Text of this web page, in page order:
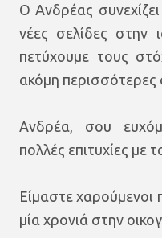
Ο Ανδρέας
νέες σελίδες στην
πετύχουμε τους
ακόμη περισσότερες
Ανδρέα, σου
πολλές επιτυχίες με
Είμαστε χαρούμενοι
μία χρονιά στην